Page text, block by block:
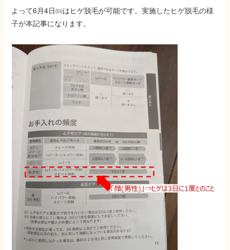
よって6月4日㈰はヒゲ脱毛が可能です。実施したヒゲ脱毛の様
子が本記事になります。